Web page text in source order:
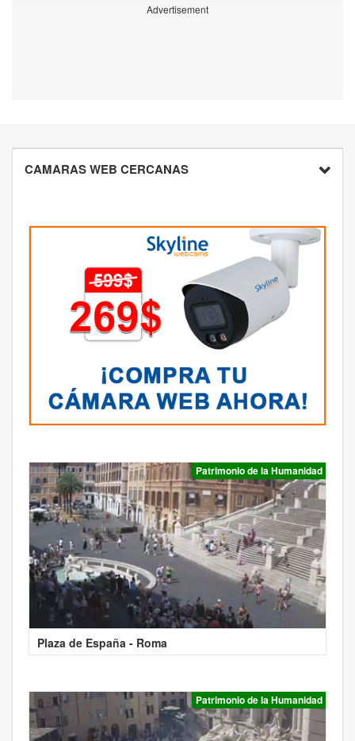
Advertisement
CAMARAS WEB CERCANAS
Patrimonio de la Humanidad
Plaza de España - Roma
Patrimonio de la Humanidad